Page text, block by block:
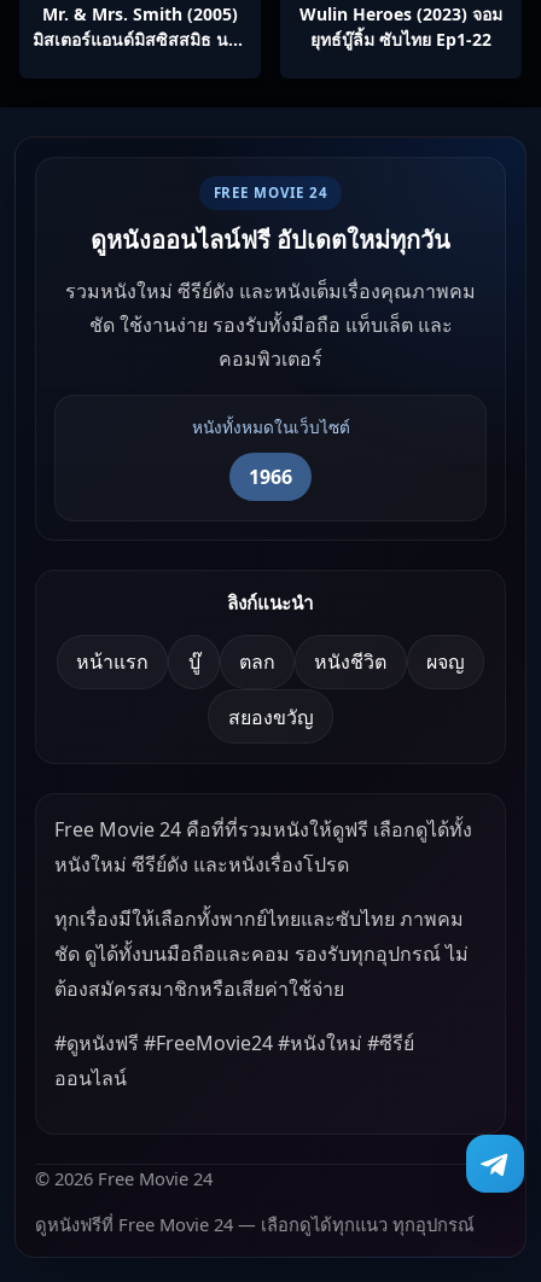
Mr. & Mrs. Smith (2005)
มิสเตอร์แอนด์มิสซิสสมิธ นาย
Wulin Heroes (2023) จอม
ยุทธ์บู๊ลิ้ม ซับไทย Ep1-22
FREE MOVIE 24
ดูหนังออนไลน์ฟรี อัปเดตใหม่ทุกวัน
รวมหนังใหม่ ซีรีย์ดัง และหนังเต็มเรื่องคุณภาพคม
ชัด ใช้งานง่าย รองรับทั้งมือถือ แท็บเล็ต และ
คอมพิวเตอร์
หนังทั้งหมดในเว็บไซต์
1966
ลิงก์แนะนำ
หน้าแรก บู๊ ตลก หนังชีวิต ผจญ
สยองขวัญ
Free Movie 24 คือที่ที่รวมหนังให้ดูฟรี เลือกดูได้ทั้ง
หนังใหม่ ซีรีย์ดัง และหนังเรื่องโปรด
ทุกเรื่องมีให้เลือกทั้งพากย์ไทยและซับไทย ภาพคม
ชัด ดูได้ทั้งบนมือถือและคอม รองรับทุกอุปกรณ์ ไม่
ต้องสมัครสมาชิกหรือเสียค่าใช้จ่าย
#ดูหนังฟรี #FreeMovie24 #หนังใหม่ #ซีรีย์
ออนไลน์
© 2026 Free Movie 24
ดูหนังฟรีที่ Free Movie 24 — เลือกดูได้ทุกแนว ทุกอุปกรณ์